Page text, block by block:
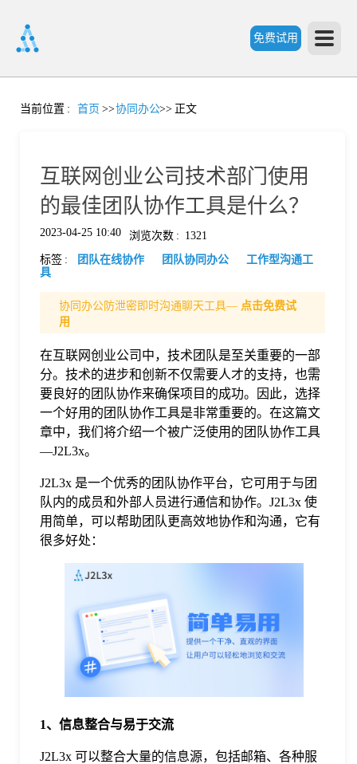
免费试用
首
格
常
见
当前位置 : 首页 >>协同办公>> 正文
互联网创业公司技术部门使用
的最佳团队协作工具是什么？
2023-04-25 10:40 浏览次数 : 1321
标签 : 团队在线协作 团队协同办公
工作型沟通工
具
协同办公防泄密即时沟通聊天工具— 点击免费试
用
在互联网创业公司中，技术团队是至关重要的一部
分。技术的进步和创新不仅需要人才的支持，也需
要良好的团队协作来确保项目的成功。因此，选择
一个好用的团队协作工具是非常重要的。在这篇文
章中，我们将介绍一个被广泛使用的团队协作工具
—J2L3x。
J2L3x 是一个优秀的团队协作平台，它可用于与团
队内的成员和外部人员进行通信和协作。J2L3x 使
用简单，可以帮助团队更高效地协作和沟通，它有
很多好处：
1、信息整合与易于交流
J2L3x 可以整合大量的信息源，包括邮箱、各种服